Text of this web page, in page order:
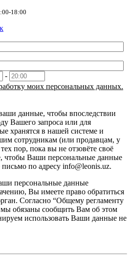
18:00
-
моих персональных данных.
данные, чтобы впоследствии
Вашего запроса или для
хранятся в нашей системе и
сотрудникам (или продавцам, у
пор, пока вы не отзовёте своё
чтобы Ваши персональные данные
по адресу info@leonis.uz.
персональные данные
Вы имеете право обратиться
Согласно “Общему регламенту
обязаны сообщить Вам об этом
использовать Ваши данные не